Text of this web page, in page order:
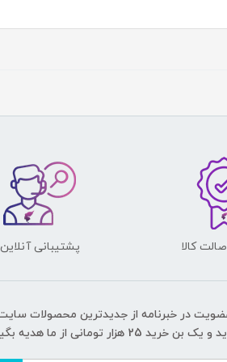
کالا پشتیبانی آنلاین
در خبرنامه از جدیدترین محصولات
بن خرید 25 هزار تومانی از ما هدیه بگیرید